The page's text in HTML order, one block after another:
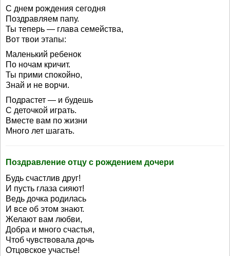
С днем рождения сегодня
Поздравляем папу.
Ты теперь — глава семейства,
Вот твои этапы:
Маленький ребенок
По ночам кричит.
Ты прими спокойно,
Знай и не ворчи.
Подрастет — и будешь
С деточкой играть.
Вместе вам по жизни
Много лет шагать.
Поздравление отцу с рождением дочери
Будь счастлив друг!
И пусть глаза сияют!
Ведь дочка родилась
И все об этом знают.
Желают вам любви,
Добра и много счастья,
Чтоб чувствовала дочь
Отцовское участье!